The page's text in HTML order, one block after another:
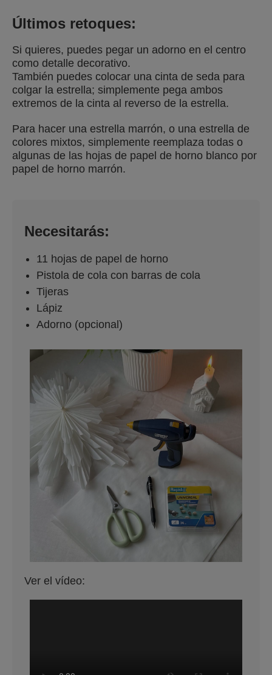
Últimos retoques:
Si quieres, puedes pegar un adorno en el centro
como detalle decorativo.
También puedes colocar una cinta de seda para
colgar la estrella; simplemente pega ambos
extremos de la cinta al reverso de la estrella.
Para hacer una estrella marrón, o una estrella de
colores mixtos, simplemente reemplaza todas o
algunas de las hojas de papel de horno blanco por
papel de horno marrón.
Necesitarás:
11 hojas de papel de horno
Pistola de cola con barras de cola
Tijeras
Lápiz
Adorno (opcional)
Ver el vídeo: